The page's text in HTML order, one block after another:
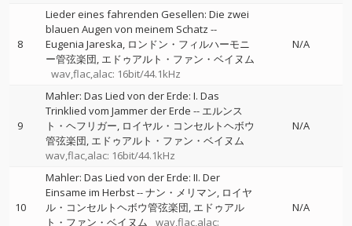
8
Lieder eines fahrenden Gesellen: Die zwei
blauen Augen von meinem Schatz --
Eugenia Jareska ロンドン・フィルハーモニ
ー管弦楽団 エドゥアルト・ファン・ベイヌム
wav,flac,alac: 16bit/44.1kHz
N/A
9
Mahler: Das Lied von der Erde: I. Das
Trinklied vom Jammer der Erde -- エルンス
ト・ヘフリガー ロイヤル・コンセルトヘボウ
管弦楽団 エドゥアルト・ファン・ベイヌム
wav,flac,alac: 16bit/44.1kHz
N/A
10
Mahler: Das Lied von der Erde: II. Der
Einsame im Herbst--ナン・メリマン ロイヤ
ル・コンセルトヘボウ管弦楽団 エドゥアル
ト・ファン・ベイヌム
wav,flac,alac:
N/A